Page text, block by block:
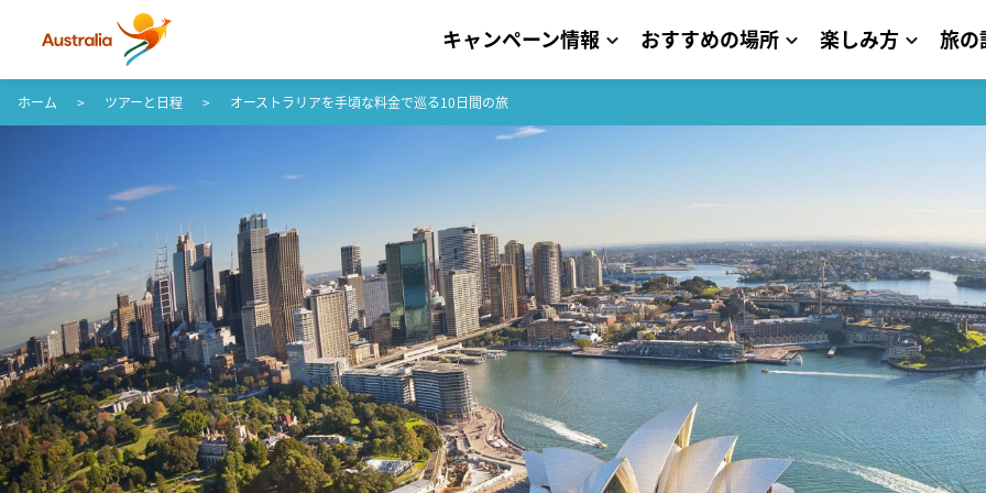
コンテンツへスキップ
フッターナビゲーションへスキップ
キャンペーン情報 おすすめの場所 楽しみ方 旅の
ホーム ツアーと日程 オーストラリアを手頃な料金で巡る10日間の旅